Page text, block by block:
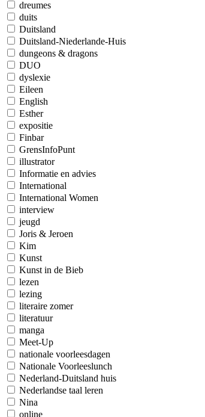
dreumes
duits
Duitsland
Duitsland-Niederlande-Huis
dungeons & dragons
DUO
dyslexie
Eileen
English
Esther
expositie
Finbar
GrensInfoPunt
illustrator
Informatie en advies
International
International Women
interview
jeugd
Joris & Jeroen
Kim
Kunst
Kunst in de Bieb
lezen
lezing
literaire zomer
literatuur
manga
Meet-Up
nationale voorleesdagen
Nationale Voorleeslunch
Nederland-Duitsland huis
Nederlandse taal leren
Nina
online